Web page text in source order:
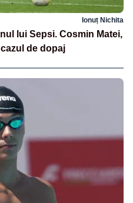
Ionuț Nichita
lui Sepsi. Cosmin Matei,
de dopaj